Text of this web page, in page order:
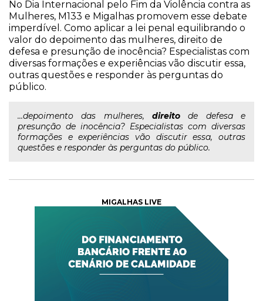
No Dia Internacional pelo Fim da Violência contra as
Mulheres, M133 e Migalhas promovem esse debate
imperdível. Como aplicar a lei penal equilibrando o
valor do depoimento das mulheres, direito de
defesa e presunção de inocência? Especialistas com
diversas formações e experiências vão discutir essa,
outras questões e responder às perguntas do
público.
...depoimento das mulheres, direito de defesa e
presunção de inocência? Especialistas com diversas
formações e experiências vão discutir essa, outras
questões e responder às perguntas do público.
MIGALHAS LIVE